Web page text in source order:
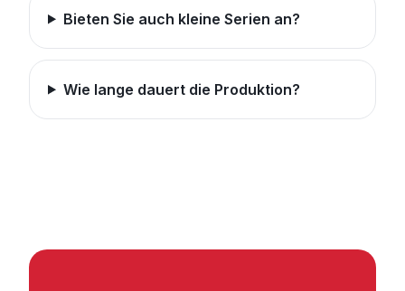
Bieten Sie auch kleine Serien an?
Wie lange dauert die Produktion?